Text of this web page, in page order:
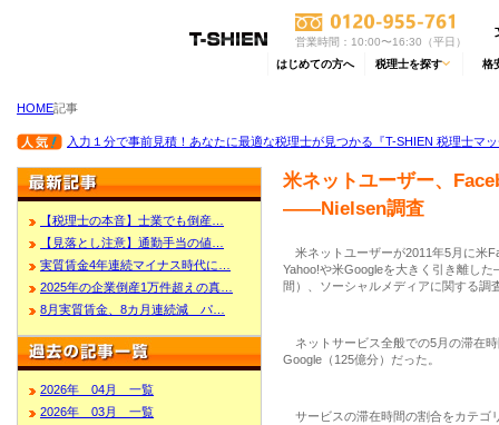
営業時間：10:00〜16:30（平日）
はじめての方へ 税理士を探す 格
HOME記事
入力１分で事前見積！あなたに最適な税理士が見つかる『T-SHIEN 税理士マ
【税理士の本音】士業でも倒産…
【見落とし注意】通勤手当の値…
実質賃金4年連続マイナス時代に…
2025年の企業倒産1万件超えの真…
8月実質賃金、8カ月連続減 パ…
2026年 04月 一覧
2026年 03月 一覧
米ネットユーザー、
――Nielsen調査
米ネットユーザーが2011年5月に米
Yahoo!や米Googleを大きく引き離し
間）、ソーシャルメディアに関する調
ネットサービス全般での5月の滞在
Google（125億分）だった。
サービスの滞在時間の割合をカテゴ